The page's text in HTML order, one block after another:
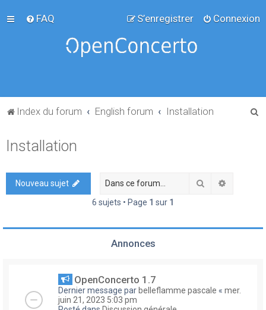
FAQ Connexion
S’enregistrer
Index du forum English forum Installation
h
Installation
Nouveau sujet Rechercher
6 sujets • Page 1 sur 1
Annonces
OpenConcerto 1.7
Dernier message par belleflamme pascale « mer.
juin 21, 2023 5:03 pm